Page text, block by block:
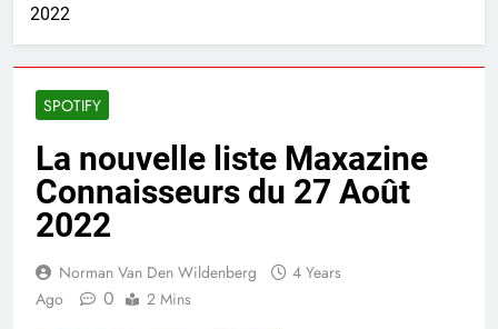
2022
SPOTIFY
La nouvelle liste Maxazine
Connaisseurs du 27 Août
2022
Norman Van Den Wildenberg
4 Years
Ago
0 2 Mins